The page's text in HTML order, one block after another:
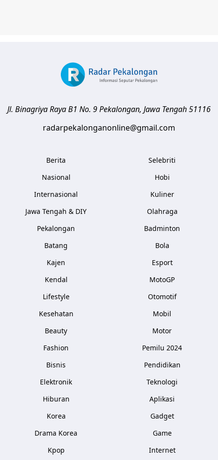
Jl. Binagriya Raya B1 No. 9Pekalongan, Jawa Tengah51116
radarpekalonganonline@gmail.com
Berita
Nasional
Internasional
Jawa Tengah & DIY
Pekalongan
Batang
Kajen
Kendal
Lifestyle
Kesehatan
Beauty
Fashion
Bisnis
Elektronik
Hiburan
Korea
Drama Korea
Kpop
Selebriti
Hobi
Kuliner
Olahraga
Badminton
Bola
Esport
MotoGP
Otomotif
Mobil
Motor
Pemilu 2024
Pendidikan
Teknologi
Aplikasi
Gadget
Game
Internet